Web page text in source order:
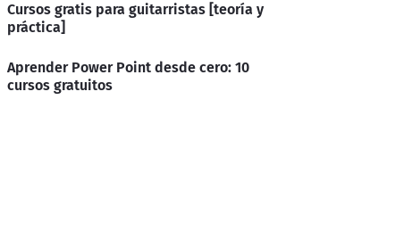
Cursos gratis para guitarristas [teoría y
práctica]
Aprender Power Point desde cero: 10
cursos gratuitos